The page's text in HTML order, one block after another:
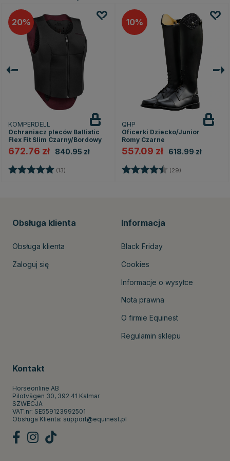
20
KOMPERDELL
Ochraniacz pleców Ballistic
Flex Fit Slim Czarny/Bordowy
672.76 zł 840.95 zł
Ocena: (13)
10
QHP
Oficerki Dziecko/Junior
Romy Czarne
557.09 zł 618.99 zł
Ocena: (29)
Obsługa klienta
Obsługa klienta
Zaloguj się
Informacja
Black Friday
Cookies
Informacje o wysyłce
Nota prawna
O firmie Equinest
Regulamin sklepu
Kontakt
Horseonline AB
Pilotvägen 30, 392 41 Kalmar
SZWECJA
VAT.nr: SE559123992501
Obsługa Klienta: support@equinest.pl